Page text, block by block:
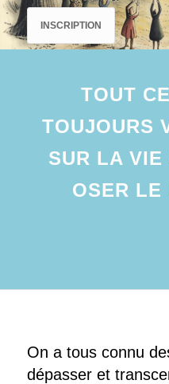
INSCRIPTION
TOUT
TOUJOURS
SUR LA
OSER LE
On a tous connu
dépasser et